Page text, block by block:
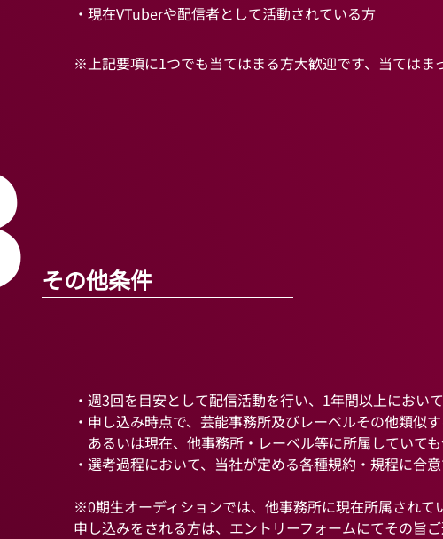
・現在VTuberや配信者として活動されている方
※上記要項に1つでも当てはまる方大歓迎です、当てはま
・週3回を目安として配信活動を行い、1年間以上におい
・申し込み時点で、芸能事務所及びレーベルその他類似
あるいは現在、他事務所・レーベル等に所属していて
・選考過程において、当社が定める各種規約・規程に合意
※0期生オーディションでは、他事務所に現在所属され
申し込みをされる方は、エントリーフォームにてその旨ご
その他条件